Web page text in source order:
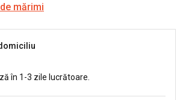
mărimi
în 1-3 zile lucrătoare.